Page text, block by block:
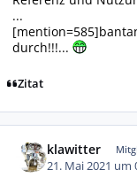
...
durch!!!...
Zitat
klawitter
21. Mai 2021 um